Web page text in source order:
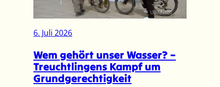
g
p
d
a
m
i
e
i
l
6. Juli 2026
Wem gehört unser Wasser? –
Treuchtlingens Kampf um
Grundgerechtigkeit